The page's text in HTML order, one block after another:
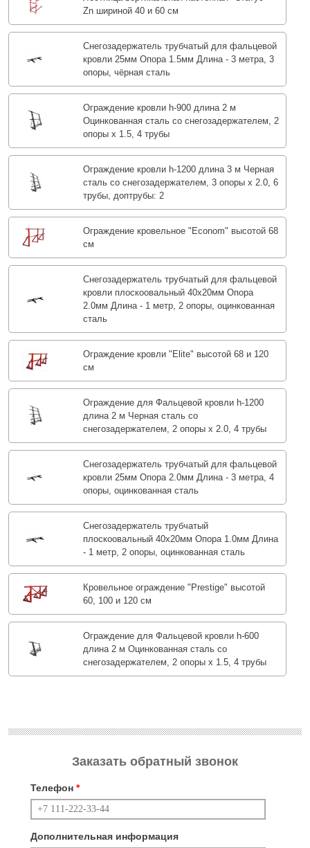
Zn шириной 40 и 60 см
Снегозадержатель трубчатый для фальцевой
кровли 25мм Опора 1.5мм Длина - 3 метра, 3
опоры, чёрная сталь
Ограждение кровли h-900 длина 2 м
Оцинкованная сталь со снегозадержателем, 2
опоры х 1.5, 4 трубы
Ограждение кровли h-1200 длина 3 м Черная
сталь со снегозадержателем, 3 опоры х 2.0, 6
трубы, доптрубы: 2
Ограждение кровельное "Econom" высотой 68
см
Снегозадержатель трубчатый для фальцевой
кровли плоскоовальный 40х20мм Опора
2.0мм Длина - 1 метр, 2 опоры, оцинкованная
сталь
Ограждение кровли "Elite" высотой 68 и 120
см
Ограждение для Фальцевой кровли h-1200
длина 2 м Черная сталь со
снегозадержателем, 2 опоры х 2.0, 4 трубы
Снегозадержатель трубчатый для фальцевой
кровли 25мм Опора 2.0мм Длина - 3 метра, 4
опоры, оцинкованная сталь
Снегозадержатель трубчатый
плоскоовальный 40х20мм Опора 1.0мм Длина
- 1 метр, 2 опоры, оцинкованная сталь
Кровельное ограждение "Prestige" высотой
60, 100 и 120 см
Ограждение для Фальцевой кровли h-600
длина 2 м Оцинкованная сталь со
снегозадержателем, 2 опоры х 1.5, 4 трубы
Заказать обратный звонок
Телефон *
Дополнительная информация